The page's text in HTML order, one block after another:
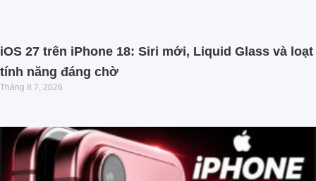
iOS 27 trên iPhone 18: Siri mới, Liquid Glass và loạt
tính năng đáng chờ
Tháng 8 7, 2026